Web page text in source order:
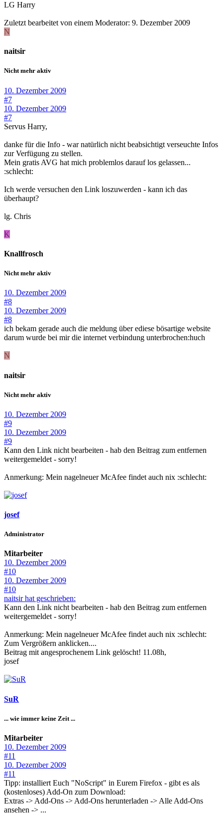
LG Harry
Zuletzt bearbeitet von einem Moderator: 9. Dezember 2009
N
naitsir
Nicht mehr aktiv
10. Dezember 2009
#7
10. Dezember 2009
#7
Servus Harry,
danke für die Info - war natürlich nicht beabsichtigt verseuchte Infos
zur Verfügung zu stellen.
Mein gratis AVG hat mich problemlos darauf los gelassen...
:schlecht:
Ich werde versuchen den Link loszuwerden - kann ich das
überhaupt?
lg. Chris
K
Knallfrosch
Nicht mehr aktiv
10. Dezember 2009
#8
10. Dezember 2009
#8
ich bekam gerade auch die meldung über ediese bösartige website
darum wurde bei mir die internet verbindung unterbrochen:huch
N
naitsir
Nicht mehr aktiv
10. Dezember 2009
#9
10. Dezember 2009
#9
Kann den Link nicht bearbeiten - hab den Beitrag zum entfernen
weitergemeldet - sorry!
Anmerkung: Mein nagelneuer McAfee findet auch nix :schlecht:
josef
Administrator
Mitarbeiter
10. Dezember 2009
#10
10. Dezember 2009
#10
naitsir hat geschrieben:
Kann den Link nicht bearbeiten - hab den Beitrag zum entfernen
weitergemeldet - sorry!
Anmerkung: Mein nagelneuer McAfee findet auch nix :schlecht:
Zum Vergrößern anklicken....
Beitrag mit angesprochenem Link gelöscht! 11.08h,
josef
SuR
... wie immer keine Zeit ...
Mitarbeiter
10. Dezember 2009
#11
10. Dezember 2009
#11
Tipp: installiert Euch "NoScript" in Eurem Firefox - gibt es als
(kostenloses) Add-On zum Download:
Extras -> Add-Ons -> Add-Ons herunterladen -> Alle Add-Ons
ansehen -> ...